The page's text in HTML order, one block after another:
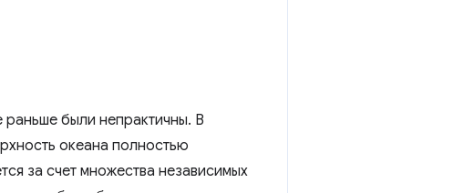
раньше были непрактичны. В
океана полностью
за счет множества независимых